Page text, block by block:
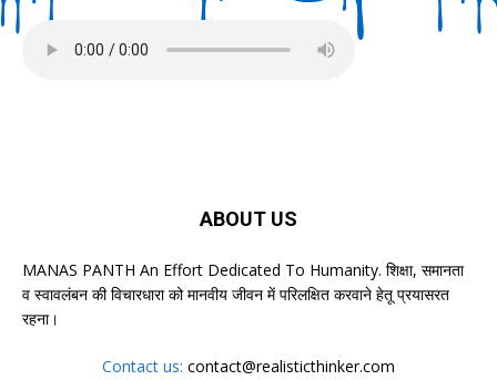
ABOUT US
MANAS PANTH An Effort Dedicated To Humanity. शिक्षा, समानता
व स्वावलंबन की विचारधारा को मानवीय जीवन में परिलक्षित करवाने हेतू प्रयासरत
रहना।
Contact us: contact@realisticthinker.com